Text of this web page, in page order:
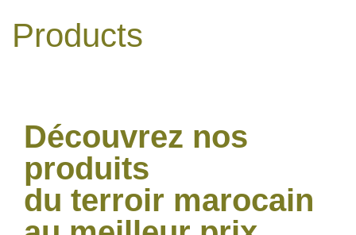
Products
Découvrez nos
produits
du terroir marocain